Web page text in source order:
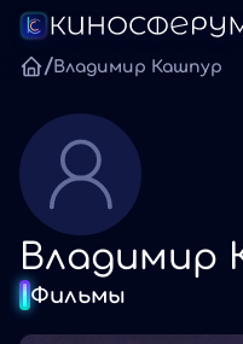
/Владимир Кашпур
Владимир
Фильмы